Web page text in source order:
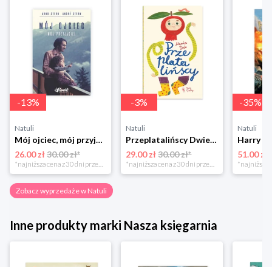
-13%
Natuli
Mój ojciec, mój przyjaciel Element
26.00 zł30.00 zł*
-3%
Natuli
Przeplatalińscy Dwie siostry
29.00 zł 30.00 zł*
-35%
Natuli
51.00 zł
Zobacz wyprzedaże w Natuli
Inne produkty marki Nasza księgarnia